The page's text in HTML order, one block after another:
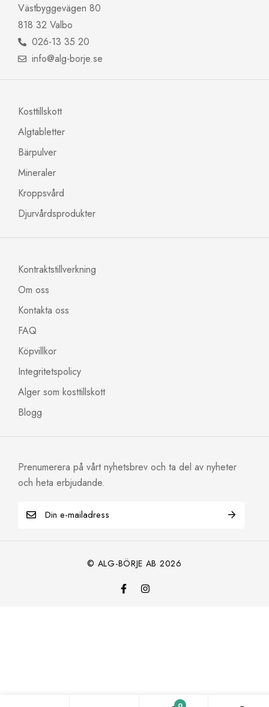
Västbyggevägen 80
818 32 Valbo
026-13 35 20
info@alg-borje.se
Kosttillskott
Algtabletter
Bärpulver
Mineraler
Kroppsvård
Djurvårdsprodukter
Kontraktstillverkning
Om oss
Kontakta oss
FAQ
Köpvillkor
Integritetspolicy
Alger som kosttillskott
Blogg
Prenumerera på vårt nyhetsbrev och ta del av nyheter
och heta erbjudande.
© ALG-BÖRJE AB 2026
0